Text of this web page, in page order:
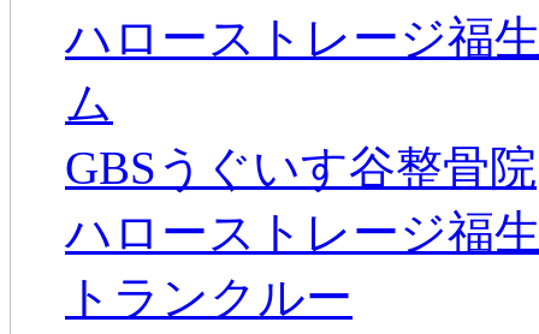
ハローストレージ福
ム
GBSうぐいす谷整骨院
ハローストレージ福
トランクルー